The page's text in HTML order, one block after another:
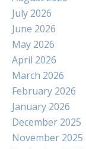
July 2026
June 2026
May 2026
April 2026
March 2026
February 2026
January 2026
December 2025
November 2025